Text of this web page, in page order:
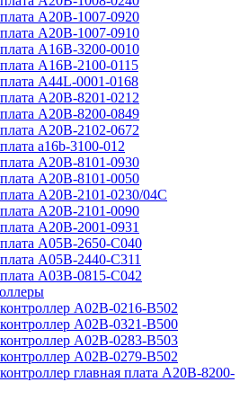
A20B-1007-0920
A20B-1007-0910
A16B-3200-0010
A16B-2100-0115
A44L-0001-0168
A20B-8201-0212
A20B-8200-0849
A20B-2102-0672
a16b-3100-012
A20B-8101-0930
A20B-8101-0050
A20B-2101-0230/04C
A20B-2101-0090
A20B-2001-0931
A05B-2650-C040
A05B-2440-C311
A03B-0815-C042
A02B-0216-B502
A02B-0321-B500
A02B-0283-B503
A02B-0279-B502
главная плата A20B-8200-